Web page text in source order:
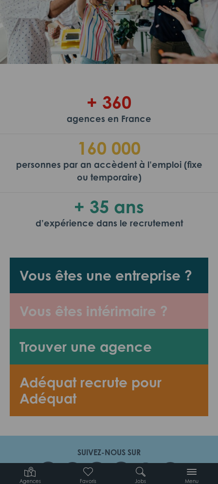
Agences Favoris Jobs Menu
Vous êtes une entreprise ?
Vous êtes intérimaire ?
Trouver une agence
Adéquat recrute pour
Adéquat
+ 360
agences en France
160 000
personnes par an accèdent à l’emploi (fixe
ou temporaire)
+ 35 ans
d’expérience dans le recrutement
SUIVEZ-NOUS SUR